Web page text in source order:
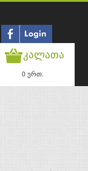
კალათა
0 ერთ.